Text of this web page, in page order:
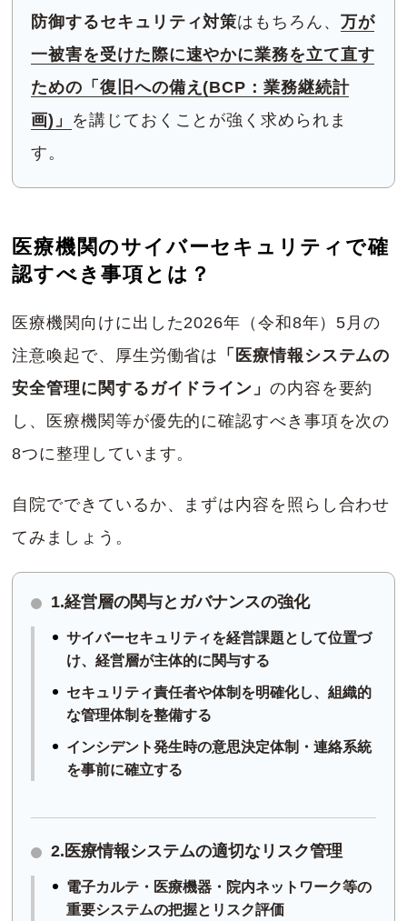
防御するセキュリティ対策はもちろん、 万が
一被害を受けた際に速やかに業務を立て直す
ための「復旧への備え(BCP：業務継続計
画)」 を講じておくことが強く求められま
す。
医療機関のサイバーセキュリティで確
認すべき事項とは？
医療機関向けに出した2026年（令和8年）5月の
注意喚起で、厚生労働省は 「医療情報システムの
安全管理に関するガイドライン」 の内容を要約
し、医療機関等が優先的に確認すべき事項を次の
8つに整理しています。
自院でできているか、まずは内容を照らし合わせ
てみましょう。
1.経営層の関与とガバナンスの強化
サイバーセキュリティを経営課題として位置づ
け、経営層が主体的に関与する
セキュリティ責任者や体制を明確化し、組織的
な管理体制を整備する
インシデント発生時の意思決定体制・連絡系統
を事前に確立する
2.医療情報システムの適切なリスク管理
電子カルテ・医療機器・院内ネットワーク等の
重要システムの把握とリスク評価